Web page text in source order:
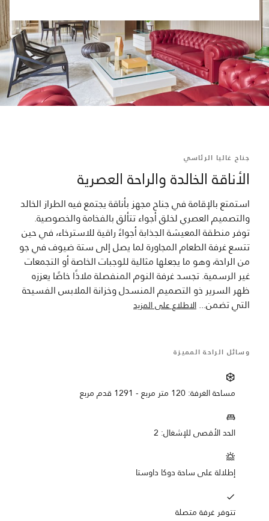
جناح غاليا الرئاسي
الأناقة الخالدة والراحة العصرية
استمتع بالإقامة في جناح مجهز بأناقة يجتمع فيه الطراز الخالد
والتصميم العصري لخلق أجواء تتألق بالفخامة والخصوصية.
توفر منطقة المعيشة الجذابة أجواءً راقية للاسترخاء، في حين
تتسع غرفة الطعام المجاورة لما يصل إلى ستة ضيوف في جو
من الراحة، وهو ما يجعلها مثالية للوجبات الخاصة أو التجمعات
غير الرسمية. تجسد غرفة النوم المنفصلة ملاذًا خاصًا يعززه
ظهر السرير ذو التصميم المنسدل وخزانة الملابس الفسيحة
التي تضمن...الاطلاع على المزيد
وسائل الراحة المميزة
مساحة الغرفة: 120 متر مربع - 1291 قدم مربع
الحد الأقصى للإشغال: 2
إطلالة على ساحة دوكا داوستا
تتوفر غرفة متصلة